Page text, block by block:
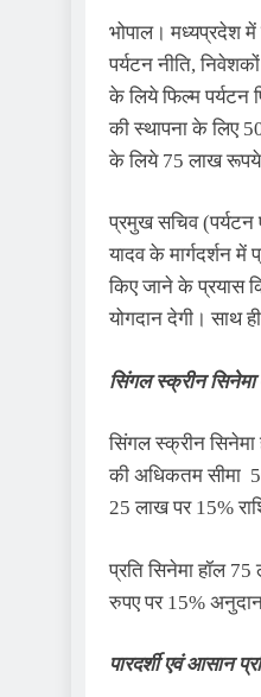
भोपाल। मध्यप्रदेश में
पर्यटन नीति,
के लिये फिल्म पर्यटन
की स्थापना के लिए
के लिये 75 लाख रूपये
प्रमुख सचिव (पर्यटन
यादव के मार्गदर्शन
किए जाने के प्रयास
योगदान देगी। साथ
सिंगल स्क्रीन सिनेमा
सिंगल स्क्रीन सिनेमा
की अधिकतम सीमा
25 लाख पर 15%
प्रति सिनेमा हॉल
रुपए पर 15%
पारदर्शी एवं आसान